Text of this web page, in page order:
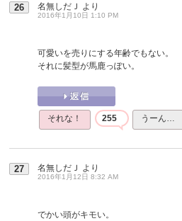
26 名無しだＪ より
2016年1月10日 1:10 PM
可愛いを売りにする年齢でもない。
それに髪型が馬鹿っぽい。
それな！ 255 うーん…
27 名無しだＪ より
2016年1月12日 8:32 AM
でかい頭がキモい。